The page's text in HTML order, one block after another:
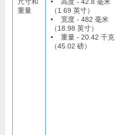
重量
（1.69 英寸）
• 宽度 - 482 毫米
（18.98 英寸）
• 重量 - 20.42 千克
（45.02 磅）